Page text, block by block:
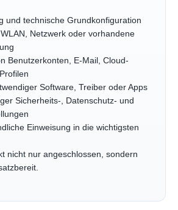
und technische Grundkonfiguration
Netzwerk oder vorhandene
Benutzerkonten, E-Mail, Cloud-
Software, Treiber oder Apps
Sicherheits-, Datenschutz- und
Einweisung in die wichtigsten
nicht nur angeschlossen, sondern